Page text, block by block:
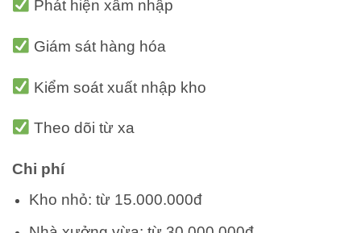
Phát hiện xâm nhập
Giám sát hàng hóa
Kiểm soát xuất nhập kho
Theo dõi từ xa
Chi phí
Kho nhỏ: từ 15.000.000đ